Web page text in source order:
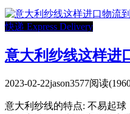
快递 Express Delivery
意大利纱线这样进
2023-02-22jason3577阅读
意大利纱线的特点: 不易起